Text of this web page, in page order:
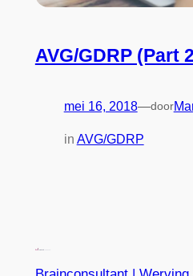
AVG/GDRP (Part
mei 16, 2018—door
in AVG/GDRP